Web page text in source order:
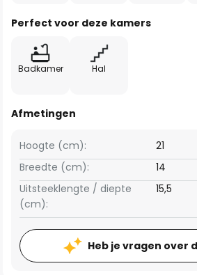
Perfect voor deze kamers
Badkamer Hal
Afmetingen
Breedte (cm): 14
Hoogte (cm): 21
Uitsteeklengte / diepte
(cm):
15,5
Heb je vragen over